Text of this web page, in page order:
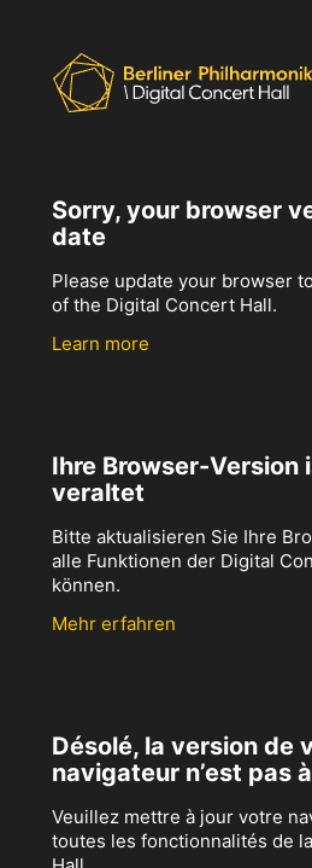
Sorry, your browser
date
Please update your browser
of the Digital Concert Hall.
Learn more
Ihre Browser-Version
veraltet
Bitte aktualisieren Sie Ihre
alle Funktionen der Digital
können.
Mehr erfahren
Désolé, la version de
navigateur n’est pas
Veuillez mettre à jour votre
toutes les fonctionnalités de